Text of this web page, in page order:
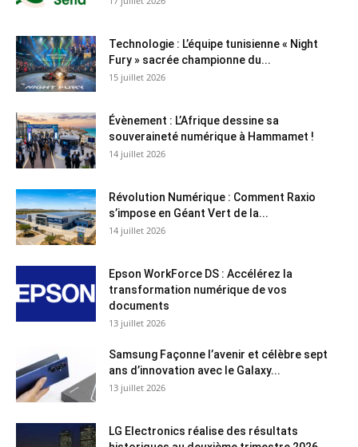
Technologie : L’équipe tunisienne « Night
Fury » sacrée championne du...
15 juillet 2026
Évènement : L’Afrique dessine sa
souveraineté numérique à Hammamet !
14 juillet 2026
Révolution Numérique : Comment Raxio
s’impose en Géant Vert de la...
14 juillet 2026
Epson WorkForce DS : Accélérez la
transformation numérique de vos
documents
13 juillet 2026
Samsung Façonne l’avenir et célèbre sept
ans d’innovation avec le Galaxy...
13 juillet 2026
LG Electronics réalise des résultats